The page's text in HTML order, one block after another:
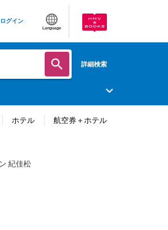
ログイン
Language
詳細検索
ホテル 航空券＋ホテル